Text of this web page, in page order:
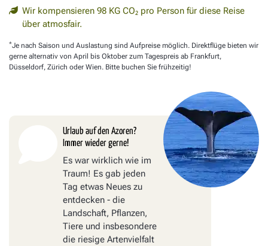
Wir kompensieren 98 KG CO₂ pro Person für diese Reise
über atmosfair.
*Je nach Saison und Auslastung sind Aufpreise möglich. Direktflüge bieten wir
gerne alternativ von April bis Oktober zum Tagespreis ab Frankfurt,
Düsseldorf, Zürich oder Wien. Bitte buchen Sie frühzeitig!
Urlaub auf den Azoren?
Immer wieder gerne!
Es war wirklich wie im
Traum! Es gab jeden
Tag etwas Neues zu
entdecken - die
Landschaft, Pflanzen,
Tiere und insbesondere
die riesige Artenvielfalt